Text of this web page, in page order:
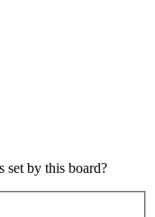
set by this board?